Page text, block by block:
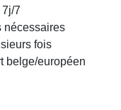
7
nécessaires
fois
belge/européen